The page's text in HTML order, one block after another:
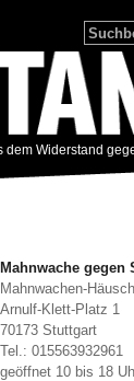
Widerstand
Mahnwache
Mahnwachen-
Arnulf-Klett-Platz 1
70173 Stuttgart
Tel.: 015563932961
geöffnet 10 bis 18